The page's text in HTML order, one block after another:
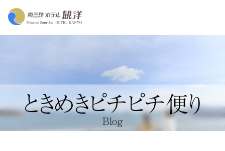
ときめきピチピチ便り
Blog